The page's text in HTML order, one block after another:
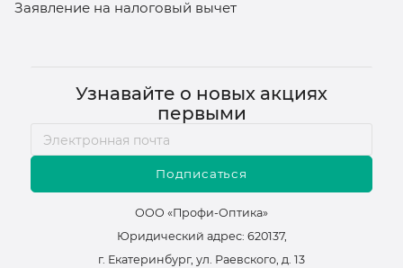
Заявление на налоговый вычет
Узнавайте о новых акциях
первыми
Подписаться
ООО «Профи-Оптика»
Юридический адрес: 620137,
г. Екатеринбург, ул. Раевского, д. 13